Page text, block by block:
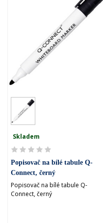
Skladem
Popisovač na bílé tabule Q-
Connect, černý
Popisovač na bílé tabule Q-
Connect, černý